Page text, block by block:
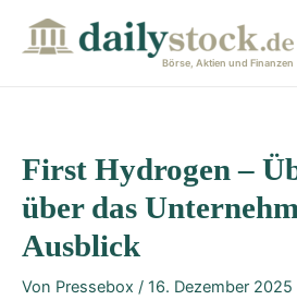
Börse, Aktien und Finanzen
First Hydrogen –
über das
Ausblick
Von Pressebox / 16. Dezember 2025